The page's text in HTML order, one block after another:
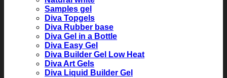
Samples gel
Diva Topgels
Diva Rubber base
Diva Gel in a Bottle
Diva Easy Gel
Diva Builder Gel Low Heat
Diva Art Gels
Diva Liquid Builder Gel